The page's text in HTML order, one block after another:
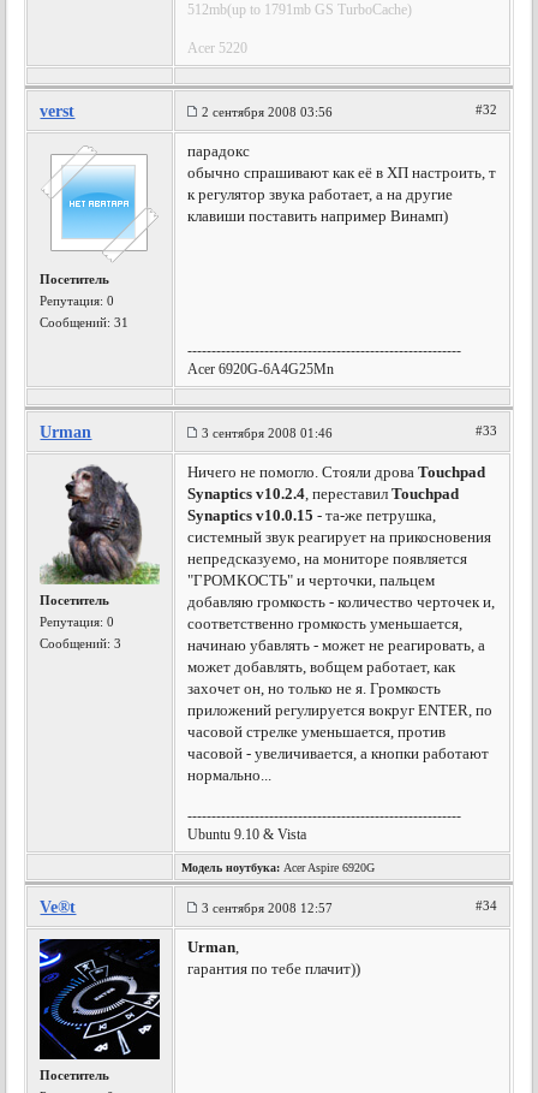
512mb(up to 1791mb GS TurboCache)
Acer 5220
verst 2 сентября 2008 03:56 #32
Посетитель
Репутация:0
Сообщений: 31
парадокс
обычно спрашивают как её в ХП настроить, т
к регулятор звука работает, а на другие
клавиши поставить например Винамп)
---------------------------------------------------------
Acer 6920G-6A4G25Mn
Urman 3 сентября 2008 01:46 #33
Посетитель
Репутация:0
Сообщений: 3
Ничего не помогло. Стояли дроваTouchpad
Synaptics v10.2.4, переставилTouchpad
Synaptics v10.0.15 - та-же петрушка,
системный звук реагирует на прикосновения
непредсказуемо, на мониторе появляется
"ГРОМКОСТЬ" и черточки, пальцем
добавляю громкость - количество черточек и,
соответственно громкость уменьшается,
начинаю убавлять - может не реагировать, а
может добавлять, вобщем работает, как
захочет он, но только не я. Громкость
приложений регулируется вокруг ENTER, по
часовой стрелке уменьшается, против
часовой - увеличивается, а кнопки работают
нормально...
---------------------------------------------------------
Ubuntu 9.10 & Vista
Модель ноутбука: Acer Aspire 6920G
Ve®t 3 сентября 2008 12:57 #34
Посетитель
Urman,
гарантия по тебе плачит))